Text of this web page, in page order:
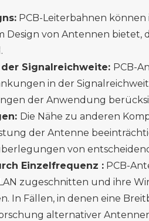
PCB-Leiterbahnen
Design von Antennen
der Signalreichweite: PCB-
in der
der Anwendung
Die Nähe zu anderen
der Antenne
von
Einzelfrequenz : PCB-
zugeschnitten und ihre
In Fällen, in deneneine
alternativer